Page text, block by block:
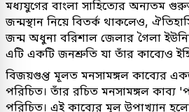
মধ্যযুগের বাংলা সাহিত্যের অন্যতম
জন্মস্থান নিয়ে বিতর্ক থাকলেও,
জন্ম অধুনা বরিশাল জেলার গৈলা
এটি একটি জনশ্রুতি যা তাঁর কাব্যেও
বিজয়গুপ্ত মূলত মনসামঙ্গল কাব্যের
পরিচিত। তাঁর রচিত মনসামঙ্গল কাব্য
পরিচিত। এই কাব্যের মূল উপাখ্যান